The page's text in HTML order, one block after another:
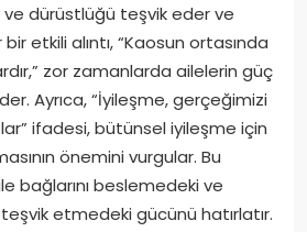
ve dürüstlüğü teşvik eder ve
etkili alıntı, “Kaosun ortasında
zor zamanlarda ailelerin güç
Ayrıca, “İyileşme, gerçeğimizi
ifadesi, bütünsel iyileşme için
önemini vurgular. Bu
bağlarını beslemedeki ve
etmedeki gücünü hatırlatır.